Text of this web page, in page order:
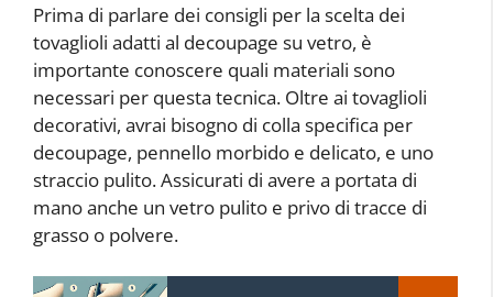
Prima di parlare dei consigli per la scelta dei
tovaglioli adatti al decoupage su vetro, è
importante conoscere quali materiali sono
necessari per questa tecnica. Oltre ai tovaglioli
decorativi, avrai bisogno di colla specifica per
decoupage, pennello morbido e delicato, e uno
straccio pulito. Assicurati di avere a portata di
mano anche un vetro pulito e privo di tracce di
grasso o polvere.